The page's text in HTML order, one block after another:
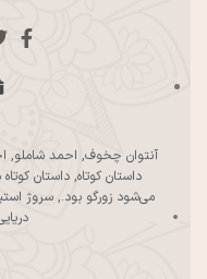
آنتوان چخوف, احمد شاملو,
داستان کوتاه, داستان
مي‌شود زورگو بود., سروژ